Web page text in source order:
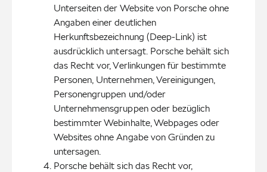
Unterseiten der Website von Porsche ohne
Angaben einer deutlichen
Herkunftsbezeichnung (Deep-Link) ist
ausdrücklich untersagt. Porsche behält sich
das Recht vor, Verlinkungen für bestimmte
Personen, Unternehmen, Vereinigungen,
Personengruppen und/oder
Unternehmensgruppen oder bezüglich
bestimmter Webinhalte, Webpages oder
Websites ohne Angabe von Gründen zu
untersagen.
Porsche behält sich das Recht vor,